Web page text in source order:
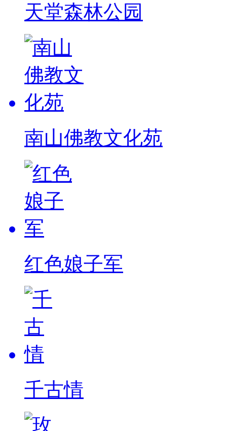
天堂森林公园
南山佛教文化苑
红色娘子军
千古情